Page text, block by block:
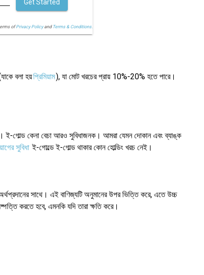
ofPrivacy Policyand Terms & Conditions.
Get Started
বলা হয়প্রিমিয়াম), যা মোট খরচের প্রায় 10%-20% হতে পারে।
গোল্ড কেনা বেচা আরও সুবিধাজনক। আমরা যেমন দোকান এবং ব্যাঙ্ক
সুবিধা ই-গোল্ডে ই-গোল্ড থাকার কোন হোল্ডিং খরচ নেই।
সাথে। এই বাণিজ্যটি অনুমানের উপর ভিত্তি করে, এতে উচ্চ
করতে হবে, এমনকি যদি তারা ক্ষতি করে।